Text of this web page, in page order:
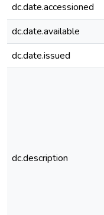
dc.date.accessioned
dc.date.available
dc.date.issued
dc.description